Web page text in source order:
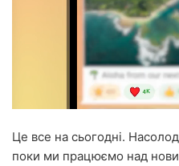
Це все на сьогодні.
поки ми працюємо над